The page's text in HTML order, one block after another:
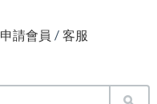
申請會員 / 客服